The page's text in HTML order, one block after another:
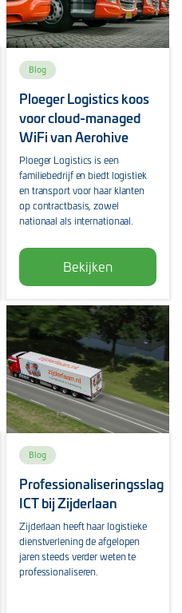
Blog
Ploeger Logistics koos
voor cloud-managed
WiFi van Aerohive
Ploeger Logistics is een
familiebedrijf en biedt logistiek
en transport voor haar klanten
op contractbasis, zowel
nationaal als internationaal.
Bekijken
Blog
Professionaliseringsslag
ICT bij Zijderlaan
Zijderlaan heeft haar logistieke
dienstverlening de afgelopen
jaren steeds verder weten te
professionaliseren.